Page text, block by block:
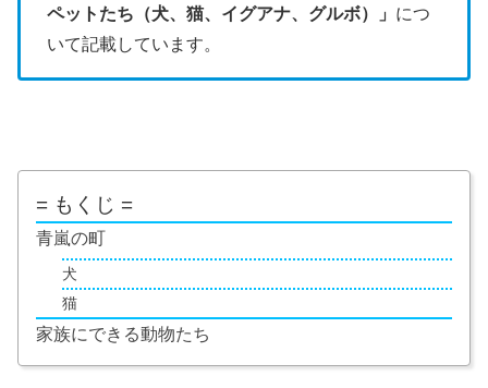
ペットたち（犬、猫、イグアナ、グルボ）」 につ
いて記載しています。
= もくじ =
青嵐の町
犬
猫
家族にできる動物たち